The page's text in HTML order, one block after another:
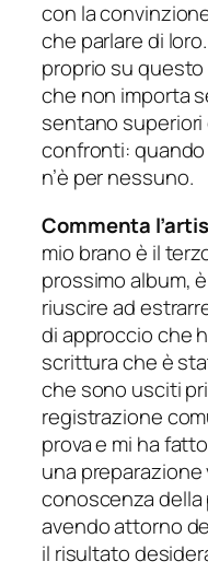
con la
che parlare di
proprio su
che non importa
sentano superiori
confronti: quando
n’è per nessuno.
Commenta
mio brano è il
prossimoalbum,
riuscire ad
di approccio che
scrittura che è
che sono usciti
registrazione
prova e mi ha
una
conoscenza
avendo attorno
il risultato